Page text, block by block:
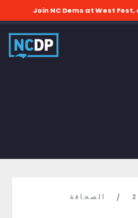
Join NC Dems at West
/ الصحافة